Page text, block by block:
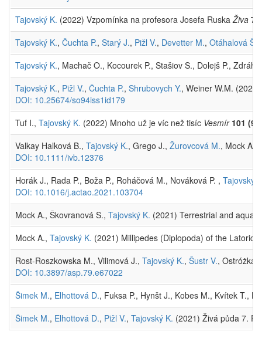
Tajovský K. (2022) Vzpomínka na profesora Josefa Ruska Živa
Tajovský K., Čuchta P., Starý J., Pižl V., Devetter M., Otáhalová Š.
Tajovský K., Machač O., Kocourek P., Stašiov S., Dolejš P.,
Tajovský K., Pižl V., Čuchta P., Shrubovych Y., Weiner W.M.
DOI: 10.25674/so94iss1id179
Tuf I., Tajovský K. (2022) Mnoho už je víc než tisíc Vesmír 101 (9)
Valkay Haľková B., Tajovský K., Grego J., Žurovcová M., Mock A.
DOI: 10.1111/ivb.12376
Horák J., Rada P., Boža P., Roháčová M., Nováková P. , Tajovský
DOI: 10.1016/j.actao.2021.103704
Mock A., Škovranová S., Tajovský K. (2021) Terrestrial and
Mock A., Tajovský K. (2021) Millipedes (Diplopoda) of the
Rost-Roszkowska M., Vilimová J., Tajovský K., Šustr V., Ostróżka
DOI: 10.3897/asp.79.e67022
Šimek M., Elhottová D., Fuksa P., Hynšt J., Kobes M., Kvítek T.,
Šimek M., Elhottová D., Pižl V., Tajovský K. (2021) Živá půda 7.